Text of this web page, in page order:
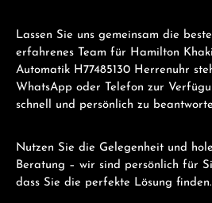
Lassen Sie uns gemeinsam die
erfahrenes Team für Hamilton
Automatik H77485130 Herrenuhr
WhatsApp oder Telefon zur
schnell und persönlich zu
Nutzen Sie die Gelegenheit und
Beratung – wir sind persönlich für
dass Sie die perfekte Lösung finden.